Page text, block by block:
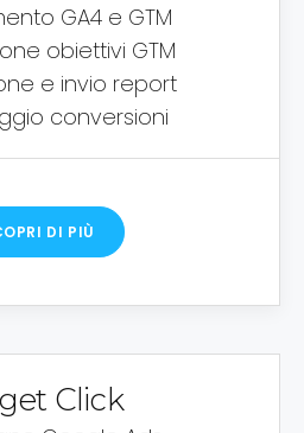
GA4 e GTM
obiettivi GTM
e invio report
conversioni
DI PIÙ
Click